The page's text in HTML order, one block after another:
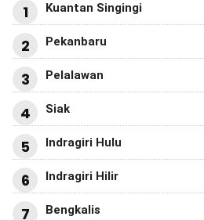
1 Kuantan Singingi
2 Pekanbaru
3 Pelalawan
4 Siak
5 Indragiri Hulu
6 Indragiri Hilir
7 Bengkalis